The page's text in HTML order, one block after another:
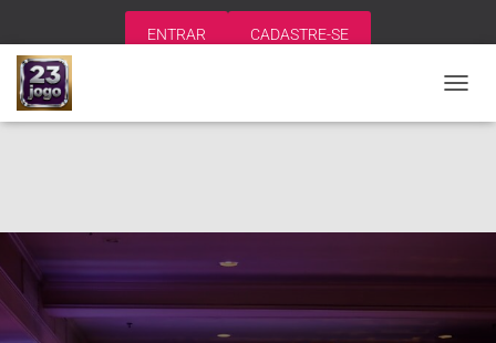
ENTRAR CADASTRE-SE
L
V